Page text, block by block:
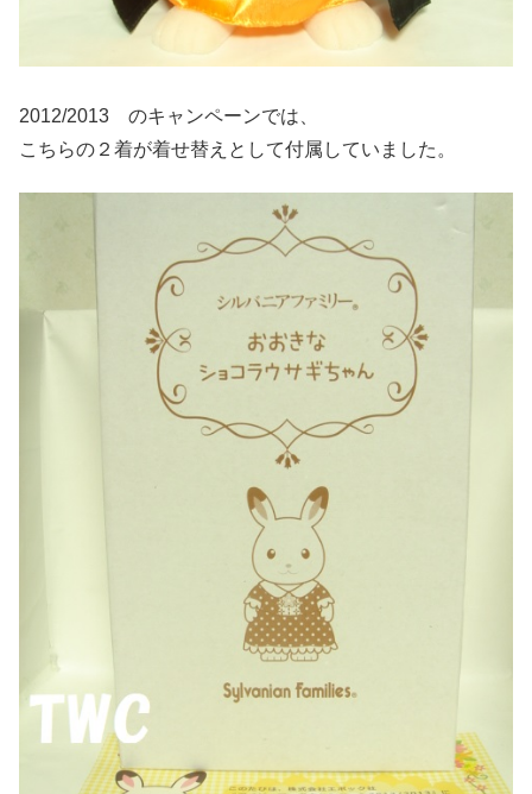
2012/2013 のキャンペーンでは、
こちらの２着が着せ替えとして付属していました。